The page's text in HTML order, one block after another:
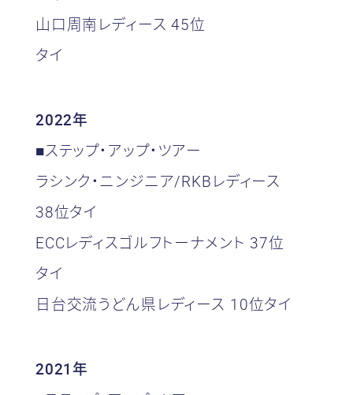
山口周南レディース 45位
タイ
2022年
■ステップ・アップ・ツアー
ラシンク・ニンジニア/RKBレディース
38位タイ
ECCレディスゴルフトーナメント 37位
タイ
日台交流うどん県レディース 10位タイ
2021年